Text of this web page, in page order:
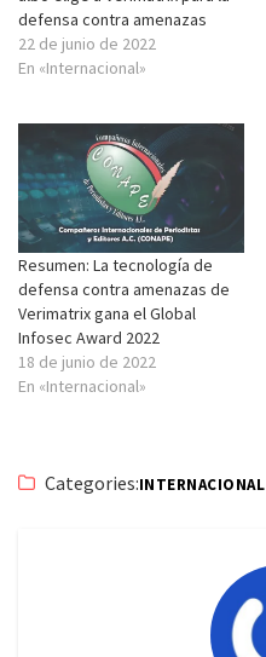
defensa contra amenazas
22 de junio de 2022
En «Internacional»
Resumen: La tecnología de
defensa contra amenazas de
Verimatrix gana el Global
Infosec Award 2022
18 de junio de 2022
En «Internacional»
Categories:INTERNACIONAL